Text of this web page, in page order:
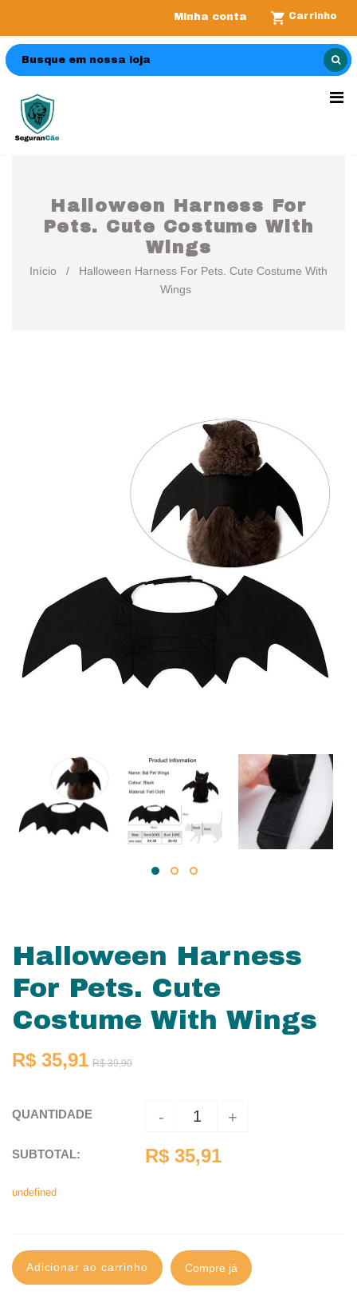
Minha conta Carrinho
Halloween Harness For
Pets. Cute Costume With
Wings
Início /
Halloween Harness For Pets. Cute Costume With
Wings
Halloween Harness
For Pets. Cute
Costume With Wings
R$ 35,91 R$ 39,90
QUANTIDADE - +
SUBTOTAL: R$ 35,91
undefined
Adicionar ao carrinho Compre já